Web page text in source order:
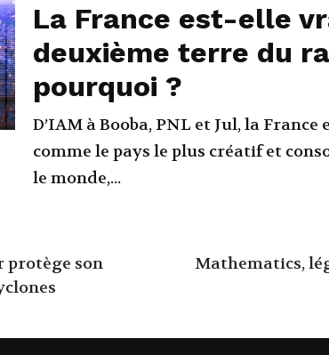
La France est-elle
deuxième terre du
pourquoi ?
D’IAM à Booba, PNL et Jul, la
comme le pays le plus créatif et
le monde,...
protège son
Mathematics,